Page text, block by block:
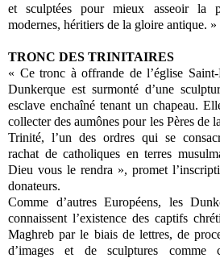
et sculptées pour mieux asseoir la
modernes, héritiers de la gloire antique. »
TRONC DES TRINITAIRES
« Ce tronc à offrande de l’église
Dunkerque est surmonté d’une
esclave enchaîné tenant un chapeau.
collecter des aumônes pour les Pères de
Trinité, l’un des ordres qui se
rachat de catholiques en terres
Dieu vous le rendra », promet
donateurs.
Comme d’autres Européens, les
connaissent l’existence des captifs
Maghreb par le biais de lettres, de
d’images et de sculptures comme